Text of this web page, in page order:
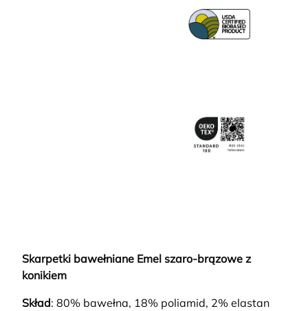
Skarpetki bawełniane Emel szaro-brązowe z
konikiem
Skład: 80% bawełna, 18% poliamid, 2% elastan